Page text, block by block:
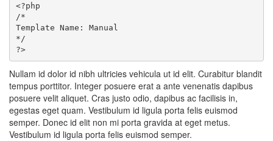
<?php
/*
Template Name: Manual
*/
?>
Nullam id dolor id nibh ultricies vehicula ut id elit. Curabitur blandit
tempus porttitor. Integer posuere erat a ante venenatis dapibus
posuere velit aliquet. Cras justo odio, dapibus ac facilisis in,
egestas eget quam. Vestibulum id ligula porta felis euismod
semper. Donec id elit non mi porta gravida at eget metus.
Vestibulum id ligula porta felis euismod semper.